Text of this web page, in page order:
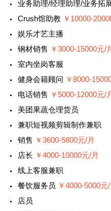
业务助理/经理助理/业务拓
Crush馆助教 ￥10000-
娱乐才艺主播
钢材销售 ￥3000-15000元/
室内坐岗客服
健身会籍顾问 ￥8000-
电话销售 ￥5000-12000元/
美团果蔬仓理货员
兼职短视频剪辑制作兼职
销售 ￥3600-5800元/月
店长 ￥4000-10000元/月
线上客服兼职
餐饮服务员 ￥4000-5000元/
店员